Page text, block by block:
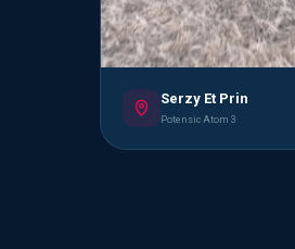
Serzy Et Prin
Potensic Atom 3